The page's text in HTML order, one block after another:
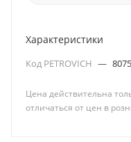
Характеристики
Код PETROVICH —
Цена действительна
отличаться от цен в